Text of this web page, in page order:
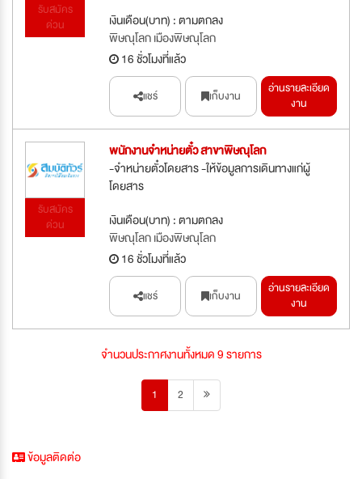
รับสมัคร
ด่วน
เงินเดือน(บาท) : ตามตกลง
พิษณุโลก เมืองพิษณุโลก
16 ชั่วโมงที่แล้ว
แชร์ เก็บงาน
อ่านรายละเอียด
งาน
รับสมัคร
ด่วน
พนักงานจำหน่ายตั๋ว สาขาพิษณุโลก
-จำหน่ายตั๋วโดยสาร -ให้ข้อมูลการเดินทางแก่ผู้
โดยสาร
เงินเดือน(บาท) : ตามตกลง
พิษณุโลก เมืองพิษณุโลก
16 ชั่วโมงที่แล้ว
แชร์ เก็บงาน
อ่านรายละเอียด
งาน
จำนวนประกาศงานทั้งหมด 9 รายการ
1 2
ข้อมูลติดต่อ